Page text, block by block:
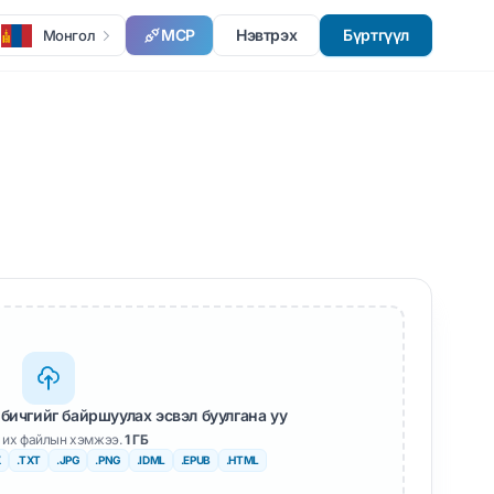
Монгол MCP Нэвтрэх Бүртгүүл
байршуулах эсвэл буулгана уу
их файлын хэмжээ.1 ГБ
.TXT .JPG .PNG .IDML .EPUB .HTML